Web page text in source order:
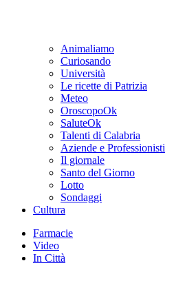
Animaliamo
Curiosando
Università
Le ricette di Patrizia
Meteo
OroscopoOk
SaluteOk
Talenti di Calabria
Aziende e Professionisti
Il giornale
Santo del Giorno
Lotto
Sondaggi
Cultura
Farmacie
Video
In Città